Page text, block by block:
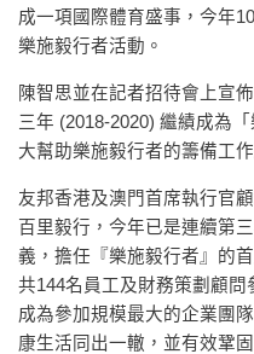
成一項國際體育盛事，今年
樂施毅行者活動。
陳智思並在記者招待會上宣
三年 (2018-2020) 繼績成為
大幫助樂施毅行者的籌備工
友邦香港及澳門首席執行官
百里毅行，今年已是連續第
義，擔任『樂施毅行者』的
共144名員工及財務策劃顧
成為參加規模最大的企業團
康生活同出一轍，並有效鞏